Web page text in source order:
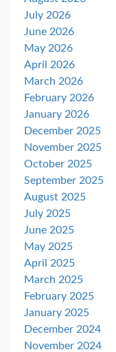
July 2026
June 2026
May 2026
April 2026
March 2026
February 2026
January 2026
December 2025
November 2025
October 2025
September 2025
August 2025
July 2025
June 2025
May 2025
April 2025
March 2025
February 2025
January 2025
December 2024
November 2024